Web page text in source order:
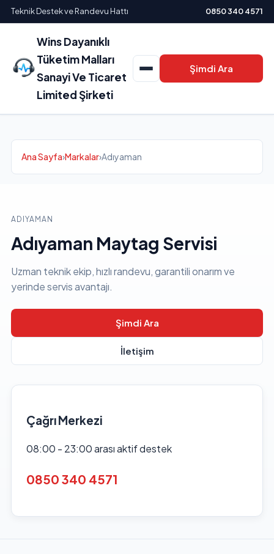
Teknik Destek ve Randevu Hattı 0850 340 4571
Wins Dayanıklı
Tüketim Malları
Sanayi Ve Ticaret
Limited Şirketi
Şimdi Ara
Ana Sayfa›Markalar›Adıyaman
ADIYAMAN
Adıyaman Maytag Servisi
Uzman teknik ekip, hızlı randevu, garantili onarım ve
yerinde servis avantajı.
Şimdi Ara
İletişim
Çağrı Merkezi
08:00 - 23:00 arası aktif destek
0850 340 4571